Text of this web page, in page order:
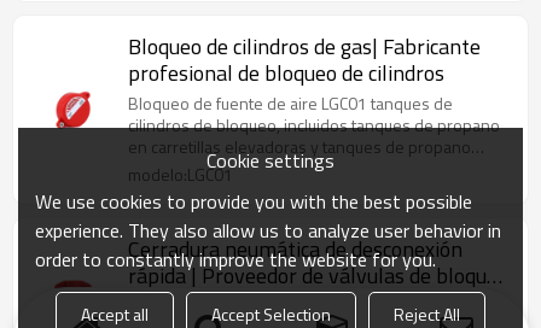
Bloqueo de cilindros de gas| Fabricante
profesional de bloqueo de cilindros
Bloqueo de fuente de aire LGC01 tanques de
cilindros de bloqueo, incluidos tanques de propano
en carretillas elevadoras y tanques de propano
independientes.
modelo:LGC01
Cerradura neumática de desconexión
rápida | Proveedor de válvulas de bloqueo
de seguridad neumáticas
Bloqueo de desconexión rápida sin necesidad de
Cookie settings
We use cookies to provide you with the best possible
experience. They also allow us to analyze user behavior in
order to constantly improve the website for you.
Accept all Accept Selection Reject All